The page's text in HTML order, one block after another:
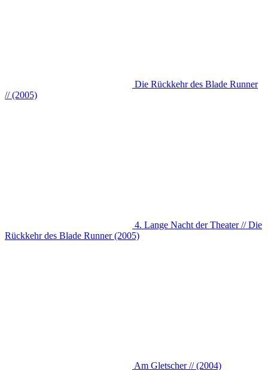
Die Rückkehr des Blade Runner
// (2005)
4. Lange Nacht der Theater // Die
Rückkehr des Blade Runner (2005)
Am Gletscher // (2004)